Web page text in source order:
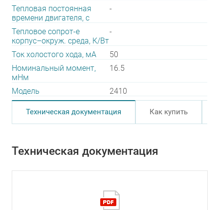
Тепловая постоянная
времени двигателя, с
-
Тепловое сопрот-е
корпус–окруж. среда, К/Вт
-
Ток холостого хода, мА
50
Номинальный момент,
мНм
16.5
Модель 2410
Техническая документация Как купить
Техническая документация